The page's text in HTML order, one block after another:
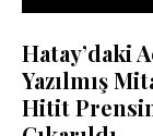
Hatay’daki
Yazılmış
Hitit